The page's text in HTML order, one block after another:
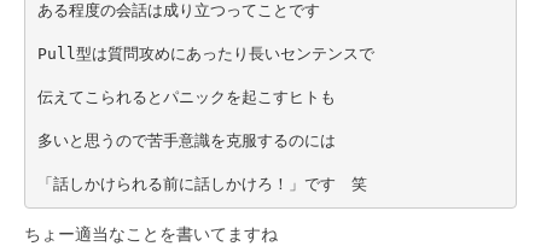
ある程度の会話は成り立つってことです
Pull型は質問攻めにあったり長いセンテンスで
伝えてこられるとパニックを起こすヒトも
多いと思うので苦手意識を克服するのには
「話しかけられる前に話しかけろ！」です　笑
ちょー適当なことを書いてますね